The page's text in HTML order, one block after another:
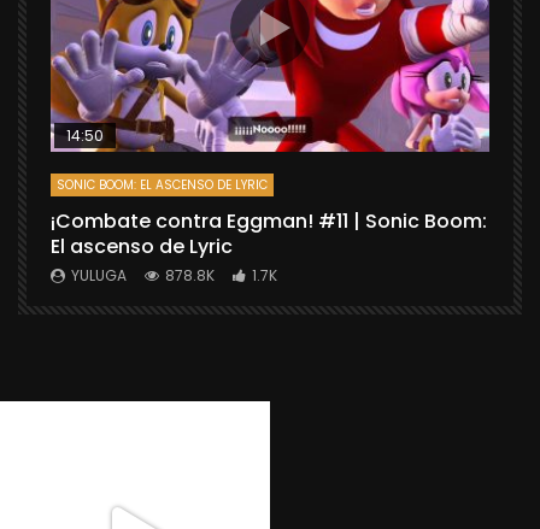
14:50
SONIC BOOM: EL ASCENSO DE LYRIC
¡Combate contra Eggman! #11 | Sonic Boom:
El ascenso de Lyric
YULUGA 878.8K 1.7K